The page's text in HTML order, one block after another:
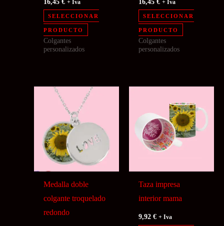
+ Iva
SELECCIONAR
PRODUCTO
Colgantes
personalizados
+ Iva
SELECCIONAR
PRODUCTO
Colgantes
personalizados
Medalla doble
colgante troquelado
redondo
Taza impresa
interior mama
9,92€ + Iva